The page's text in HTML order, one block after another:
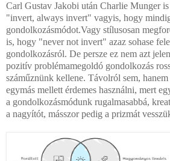
Carl Gustav Jakobi után Charlie Munger is
"invert, always invert" vagyis, hogy
gondolkozásmódot.Vagy stílusosan
is, hogy "never not invert" azaz sohase
pozitív problémamegoldó gondolkozás
száműznünk kellene. Távolról sem,
egymás mellett érdemes használni, mert
a gondolkozásmódunk rugalmasabbá,
a nagyítót, másszor pedig a prizmát